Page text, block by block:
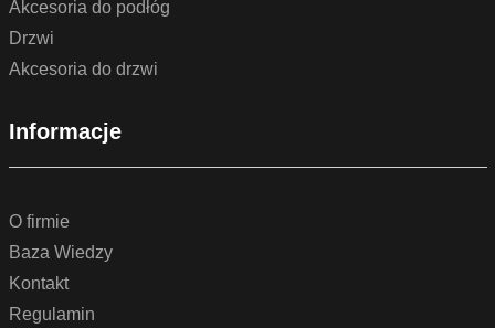
Akcesoria do podłóg
Drzwi
Akcesoria do drzwi
Informacje
O firmie
Baza Wiedzy
Kontakt
Regulamin